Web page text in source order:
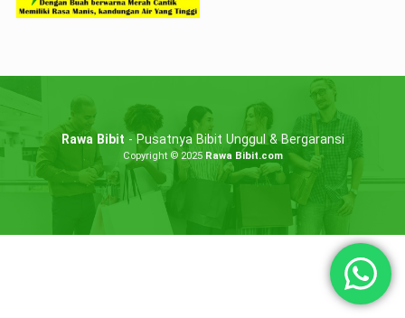
Rawa Bibit - Pusatnya Bibit Unggul & Bergaransi
Copyright © 2025 Rawa Bibit.com